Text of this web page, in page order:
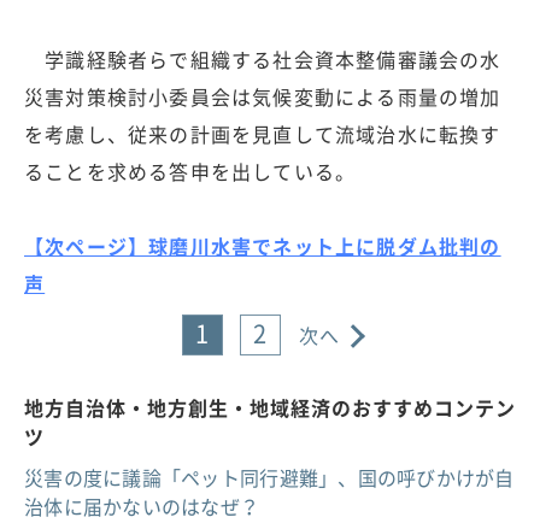
学識経験者らで組織する社会資本整備審議会の水
災害対策検討小委員会は気候変動による雨量の増加
を考慮し、従来の計画を見直して流域治水に転換す
ることを求める答申を出している。
【次ページ】球磨川水害でネット上に脱ダム批判の
声
1 2 次へ
地方自治体・地方創生・地域経済のおすすめコンテン
ツ
災害の度に議論「ペット同行避難」、国の呼びかけが自
治体に届かないのはなぜ？